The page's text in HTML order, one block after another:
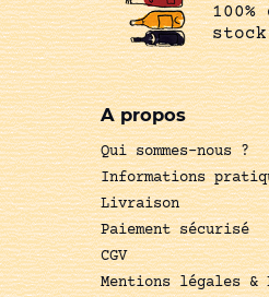
stock
A propos
Qui sommes-nous ?
Informations
Livraison
Paiement sécurisé
CGV
Mentions légales